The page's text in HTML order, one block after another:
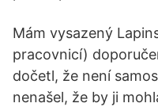
Mám vysazený
pracovnicí)
dočetl, že není
nenašel, že by ji